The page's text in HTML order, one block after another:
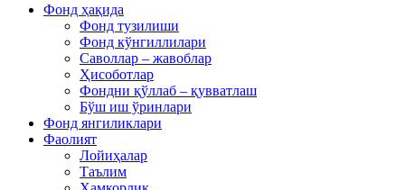
Фонд ҳақида
Фонд тузилиши
Фонд кўнгиллилари
Саволлар – жавоблар
Ҳисоботлар
Фондни қўллаб – қувватлаш
Бўш иш ўринлари
Фонд янгиликлари
Фаолият
Лойиҳалар
Таълим